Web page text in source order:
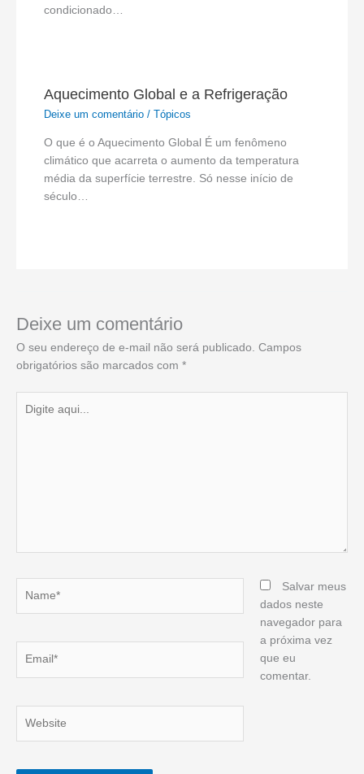
condicionado…
Aquecimento Global e a Refrigeração
Deixe um comentário /Tópicos
O que é o Aquecimento Global É um fenômeno
climático que acarreta o aumento da temperatura
média da superfície terrestre. Só nesse início de
século…
Deixe um comentário
O seu endereço de e-mail não será publicado. Campos
obrigatórios são marcados com *
aqui...
Salvar meus
dados neste
navegador para
a próxima vez
que eu
comentar.